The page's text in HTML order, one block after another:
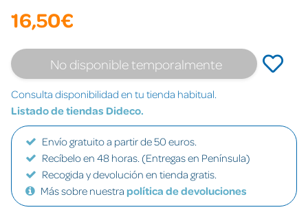
16,50€
No disponible temporalmente
Consulta disponibilidad en tu tienda habitual.
Listado de tiendas Dideco.
Envío gratuito a partir de 50 euros.
Recíbelo en 48 horas. (Entregas en Península)
Recogida y devolución en tienda gratis.
Más sobre nuestra política de devoluciones